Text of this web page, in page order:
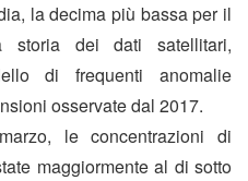
la decima più bassa per il
dei dati satellitari,
di frequenti anomalie
osservate dal 2017.
le concentrazioni di
maggiormente al di sotto